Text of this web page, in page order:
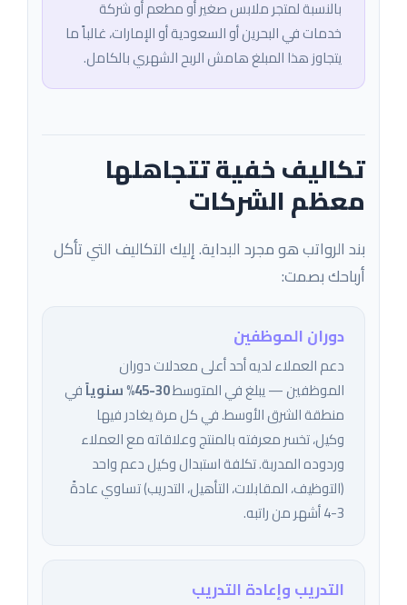
بالنسبة لمتجر ملابس صغير أو مطعم أو شركة
خدمات في البحرين أو السعودية أو الإمارات، غالباً ما
يتجاوز هذا المبلغ هامش الربح الشهري بالكامل.
تكاليف خفية تتجاهلها
معظم الشركات
بند الرواتب هو مجرد البداية. إليك التكاليف التي تأكل
أرباحك بصمت:
دوران الموظفين
دعم العملاء لديه أحد أعلى معدلات دوران
الموظفين — يبلغ في المتوسط30-45% سنوياً
في
منطقة الشرق الأوسط. في كل مرة يغادر فيها
وكيل، تخسر معرفته بالمنتج وعلاقاته مع العملاء
وردوده المدربة. تكلفة استبدال وكيل دعم واحد
(التوظيف، المقابلات، التأهيل، التدريب) تساوي عادةً
3-4 أشهر من راتبه.
التدريب وإعادة التدريب